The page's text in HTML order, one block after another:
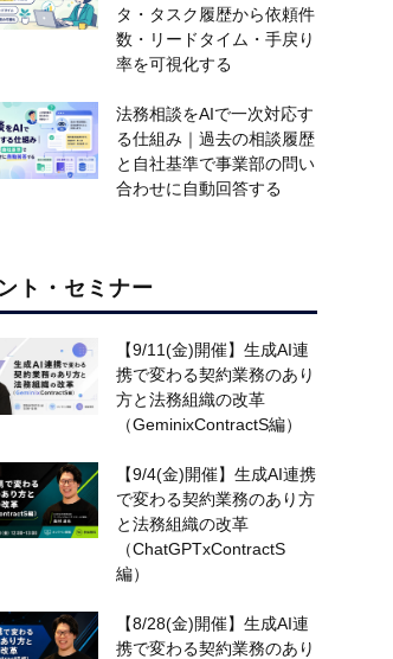
タ・タスク履歴から依頼件
数・リードタイム・手戻り
率を可視化する
法務相談をAIで一次対応す
る仕組み｜過去の相談履歴
と自社基準で事業部の問い
合わせに自動回答する
ト・セミナー
【9/11(金)開催】生成AI連
携で変わる契約業務のあり
方と法務組織の改革
（GeminixContractS編）
【9/4(金)開催】生成AI連携
で変わる契約業務のあり方
と法務組織の改革
（ChatGPTxContractS
編）
【8/28(金)開催】生成AI連
携で変わる契約業務のあり